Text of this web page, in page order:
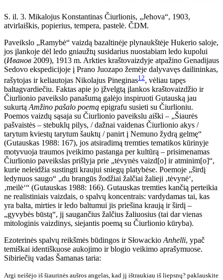
S. il. 3. Mikalojus Konstantinas Čiurlionis, „Jehova“, 1903,
atvirlaiškis, popierius, tempera, pastelė. ČDM.
Paveikslo „Ramybė“ vaizdą bazaltinėje plynaukštėje Hukerio saloje,
jos įlankoje dėl ledo gniaužtų susidarius nuostabiam ledo kupolui
(Иванов 2009), 1913 m. Arkties kraštovaizdyje atpažino Genadijaus
Sedovo ekspedicijoje į Prano Juozapo žemėje dalyvavęs dailininkas,
rašytojas ir keliautojas Nikolajus Pineginas12, vėliau tapęs
baltagvardiečiu. Faktas apie jo įžvelgtą įlankos kraštovaizdžio ir
Čiurlionio paveikslo panašumą galėjo inspiruoti Gutauską jau
sukurtą Amžino pašalo poemą epigrafu susieti su Čiurlioniu.
Poemos vaizdų sąsaja su Čiurlionio paveikslu aiški – „Šiaurės
pašvaistės – stebuklų pilys, / dažnai vaidenas Čiurlionio akys /
tarytum kviestų tarytum šauktų / panirt į Nemuno žydrą gelmę“
(Gutauskas 1988: 167), jos atsiradimą tremties tematikos kūrinyje
motyvuoja traumos įveikimo pastanga per kultūrą – prisimenamas
Čiurlionio paveikslas prišlyja prie „tėvynės vaizd[o] ir atminim[o]“,
kurie neleidžia sustingti kraujui sniegų platybėse. Poemoje „širdį
ledynuos saugo“ „du brangūs žodžiai žalčiai žalieji ‚tėvynė‘,
‚meilė‘“ (Gutauskas 1988: 166). Gutauskas tremties kančią perteikia
ne realistiniais vaizdais, o spalvų koncentrais: vardydamas tai, kas
yra balta, mirties ir ledo baltumui jis priešina kraują ir širdį –
„gyvybės būstą“, jį saugančius žalčius žaliuosius (tai dar vienas
mitologinis vaizdinys, siejantis poemą su Čiurlionio kūryba).
Ezoterinės spalvų reikšmės būdingos ir Słowackio Anhelli, ypač
temiškai identiškuose aukojimo ir blogio veikimo aprašymuose.
Sibiriečių vadas Šamanas taria:
Argi neišėjo iš šiaurinės aušros angelas, kad jį ištraukiau iš liepsnų? paklauskite